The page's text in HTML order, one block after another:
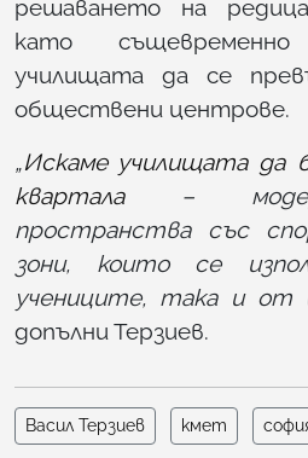
решаването на
като
училищата да се
обществени центрове.
„Искаме училищата да
квартала–
пространства със
зони, които се
учениците, така и от
допълни Терзиев.
Васил Терзиев кмет